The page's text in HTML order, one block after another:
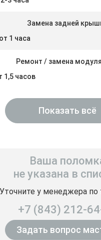
Замена задней
от 1 часа
Ремонт / замена
1,5 часов
Показать всё
Ваша
не указана в
Уточните у менеджера по
+7 (843) 212-
Задать вопрос